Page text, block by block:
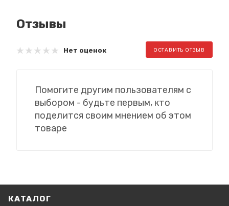
Отзывы
Нет оценок ОСТАВИТЬ ОТЗЫВ
Помогите другим пользователям с
выбором - будьте первым, кто
поделится своим мнением об этом
товаре
КАТАЛОГ